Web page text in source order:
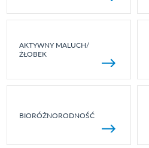
AKTYWNY MALUCH/
ŻŁOBEK
BIORÓŻNORODNOŚĆ